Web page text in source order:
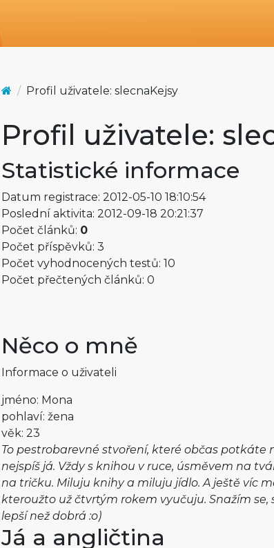
Profil uživatele: slecnaKejsy
Profil uživatele:
Statistické informace
Datum registrace: 2012-05-10 18:10:54
Poslední aktivita: 2012-09-18 20:21:37
Počet článků: 0
Počet příspěvků: 3
Počet vyhodnocených testů: 10
Počet přečtených článků: 0
Něco o mně
Informace o uživateli
jméno: Mona
pohlaví: žena
věk: 23
To pestrobarevné stvoření, které občas potkáte
nejspíš já. Vždy s knihou v ruce, úsměvem na
na tričku. Miluju knihy a miluju jídlo. A ještě víc
kteroužto už čtvrtým rokem vyučuju. Snažím se,
lepší než dobrá :o)
Já a angličtina